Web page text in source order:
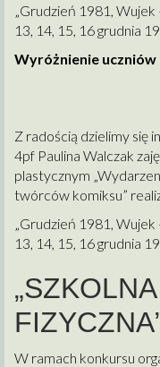
„Grudzień 1981,
13, 14, 15, 16 grudnia
Wyróżnienie uczniów
Z radością dzielimy się
4pf Paulina Walczak
plastycznym
twórców komiksu”
„Grudzień 1981,
13, 14, 15, 16 grudnia
W ramach konkursu